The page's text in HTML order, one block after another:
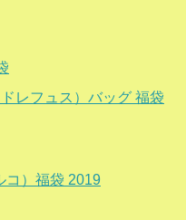
レフュス）バッグ 福袋
コ）福袋 2019